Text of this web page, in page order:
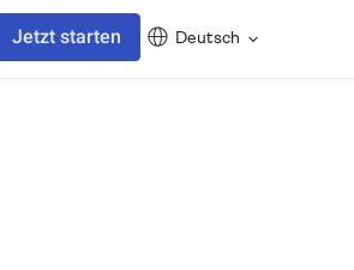
Jetzt starten Deutsch